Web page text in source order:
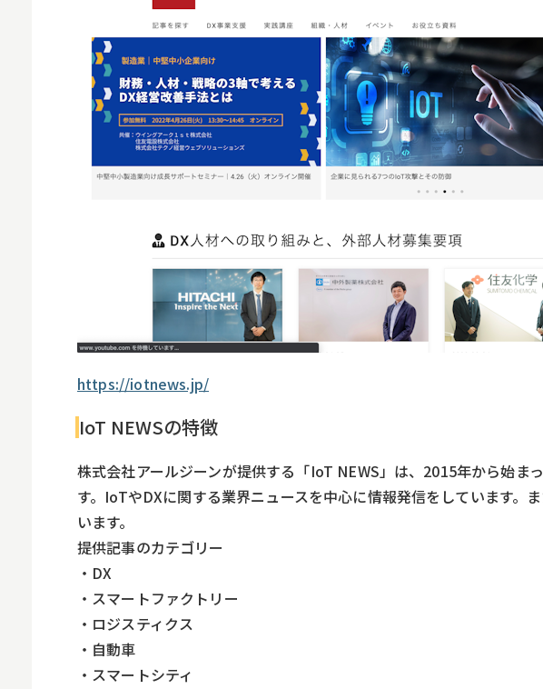
https://iotnews.jp/
IoT NEWSの特徴
株式会社アールジーンが提供する「IoT NEWS」は、2015年から始ま
す。IoTやDXに関する業界ニュースを中心に情報発信をしています。
います。
提供記事のカテゴリー
・DX
・スマートファクトリー
・ロジスティクス
・自動車
・スマートシティ